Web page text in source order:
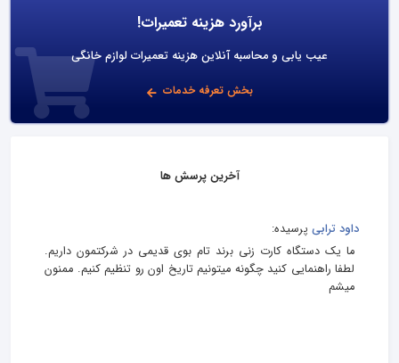
برآورد هزینه تعمیرات!
عیب یابی و محاسبه آنلاین هزینه تعمیرات لوازم خانگی
بخش تعرفه خدمات
آخرین پرسش ها
داود ترابی پرسیده:
ما یک دستگاه کارت زنی برند تام بوی قدیمی در شرکتمون داریم.
لطفا راهنمایی کنید چگونه میتونیم تاریخ اون رو تنظیم کنیم. ممنون
میشم